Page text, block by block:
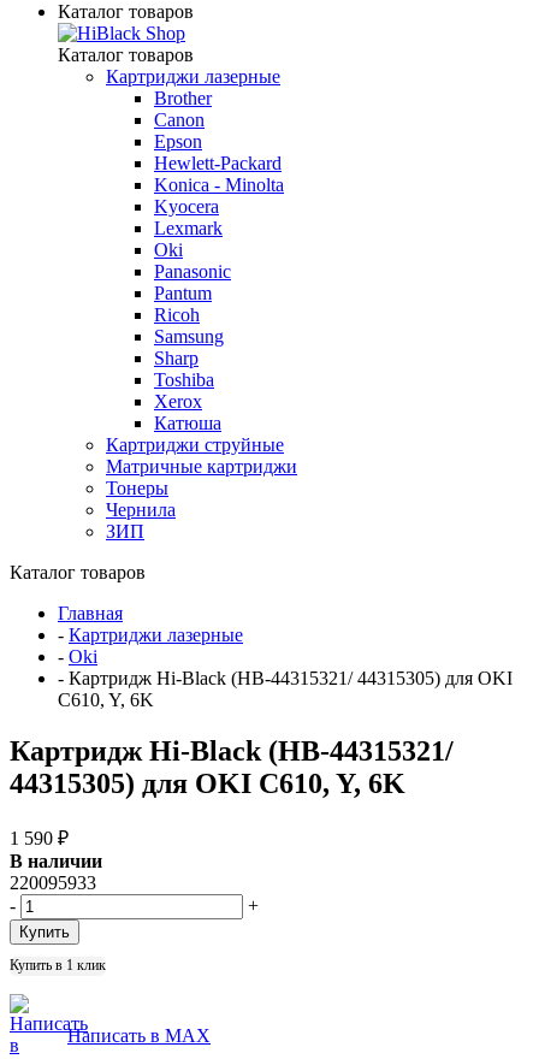
Каталог товаров
Каталог товаров
Картриджи лазерные
Brother
Canon
Epson
Hewlett-Packard
Konica - Minolta
Kyocera
Lexmark
Oki
Panasonic
Pantum
Ricoh
Samsung
Sharp
Toshiba
Xerox
Катюша
Картриджи струйные
Матричные картриджи
Тонеры
Чернила
ЗИП
Каталог товаров
Главная
- Картриджи лазерные
- Oki
- Картридж Hi-Black (HB-44315321/ 44315305) для OKI
C610, Y, 6K
Картридж Hi-Black (HB-44315321/
44315305) для OKI C610, Y, 6K
1 590 ₽
В наличии
220095933
-
+
Купить в 1 клик
Написать в MAX